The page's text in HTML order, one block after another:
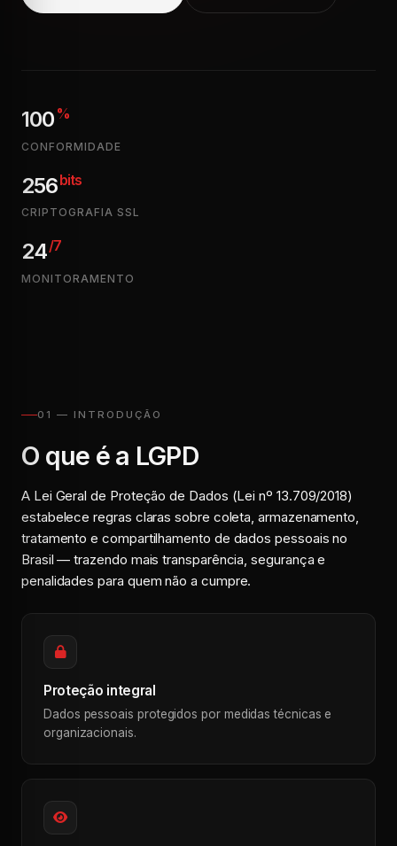
100 %
CONFORMIDADE
256bits
CRIPTOGRAFIA SSL
24/7
MONITORAMENTO
01 — INTRODUÇÃO
O que é a LGPD
A Lei Geral de Proteção de Dados (Lei nº 13.709/2018)
estabelece regras claras sobre coleta, armazenamento,
tratamento e compartilhamento de dados pessoais no
Brasil — trazendo mais transparência, segurança e
penalidades para quem não a cumpre.
Proteção integral
Dados pessoais protegidos por medidas técnicas e
organizacionais.